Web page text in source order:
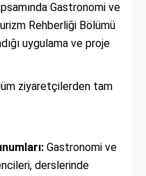
Gastronomi ve
Rehberliği Bölümü
uygulama ve proje
ziyaretçilerden tam
Gastronomi ve
derslerinde